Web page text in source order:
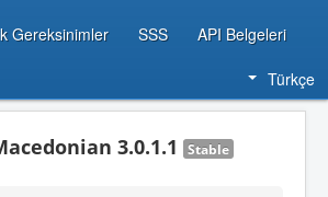
Gereksinimler SSS API Belgeleri
Türkçe
3.0.1.1 Stable